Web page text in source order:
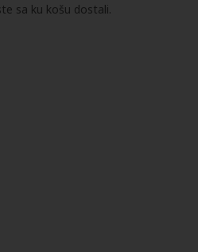
sa ku košu dostali.